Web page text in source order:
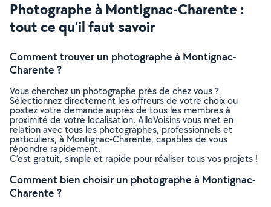
Photographe à Montignac-Charente :
tout ce qu’il faut savoir
Comment trouver un photographe à Montignac-
Charente ?
Vous cherchez un photographe près de chez vous ?
Sélectionnez directement les offreurs de votre choix ou
postez votre demande auprès de tous les membres à
proximité de votre localisation. AlloVoisins vous met en
relation avec tous les photographes, professionnels et
particuliers, à Montignac-Charente, capables de vous
répondre rapidement.
C’est gratuit, simple et rapide pour réaliser tous vos projets !
Comment bien choisir un photographe à Montignac-
Charente ?